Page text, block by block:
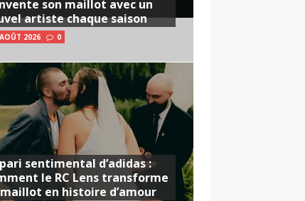
son maillot avec un
artiste chaque saison
2026 0
sentimental d’adidas :
le RC Lens transforme
en histoire d’amour